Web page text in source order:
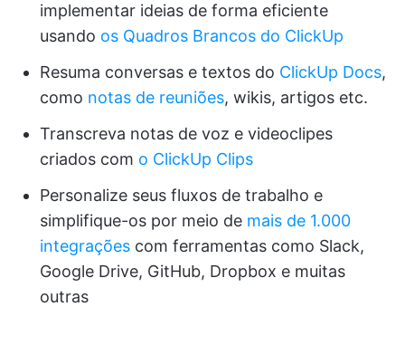
implementar ideias de forma eficiente
usando os Quadros Brancos do ClickUp
Resuma conversas e textos do ClickUp Docs,
como notas de reuniões, wikis, artigos etc.
Transcreva notas de voz e videoclipes
criados com o ClickUp Clips
Personalize seus fluxos de trabalho e
simplifique-os por meio de mais de 1.000
integrações com ferramentas como Slack,
Google Drive, GitHub, Dropbox e muitas
outras